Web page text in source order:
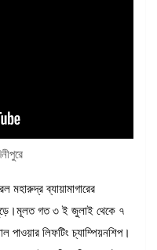
মহারুদ্র ব্যায়ামাগারের
জুড়ে।মূলত গত ৩ ই জুলাই থেকে ৭
পাওয়ার লিফটিং চ্যাম্পিয়নশিপ।